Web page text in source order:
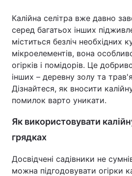
Калійна селітра вже давно
серед багатьох інших
міститься безліч необхідних
мікроелементів, вона
огірків і помідорів. Це
інших – деревну золу та
Дізнайтеся, як вносити
помилок варто уникати.
Як використовувати
грядках
Досвідчені садівники не
можна підгодовувати огірки